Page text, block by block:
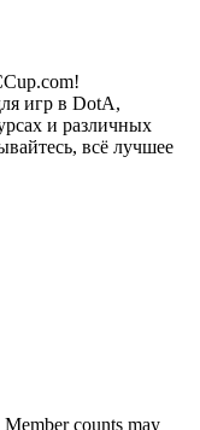
игр в DotA,
и различных
всё лучшее
Member counts may